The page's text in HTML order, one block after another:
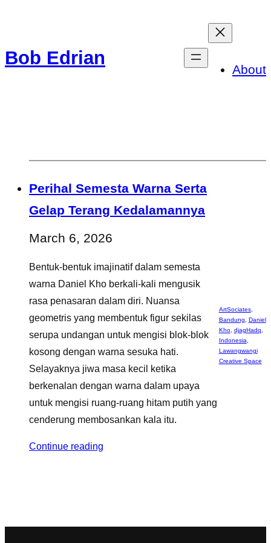
content
Bob Edrian
About
Perihal Semesta Warna Serta
Gelap Terang Kedalamannya
March 6, 2026
Bentuk-bentuk imajinatif dalam semesta
warna Daniel Kho berkali-kali mengusik
rasa penasaran dalam diri. Nuansa
geometris yang membentuk figur sekilas
serupa undangan untuk mengisi blok-blok
kosong dengan warna sesuka hati.
Selayaknya jiwa masa kecil ketika
berkenalan dengan warna dalam upaya
untuk mengisi ruang-ruang hitam putih yang
cenderung membosankan kala itu.
Continue reading
ArtSociates,
Bandung
Daniel
Kho, djagHadq
Indonesia
Lawangwangi
Creative Space